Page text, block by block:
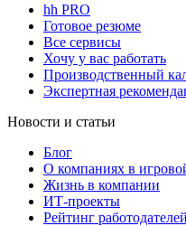
hh PRO
Готовое резюме
Все сервисы
Хочу у вас работать
Производственный
Экспертная
Новости и статьи
Блог
О компаниях в
Жизнь в компании
ИТ-проекты
Рейтинг